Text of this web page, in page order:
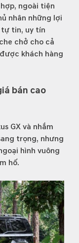
ngoài tiện
nhân những lợi
tin, uy tín
chở cho cả
khách hàng
bán cao
GX và nhắm
trọng, nhưng
hình vuông
hố.